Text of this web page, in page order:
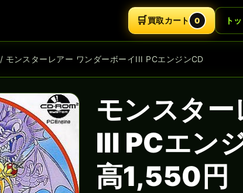
🛒買取カート 0 ト
/ モンスターレアー ワンダーボーイIII PCエンジンCD
モンスター
III PCエン
高1,550円